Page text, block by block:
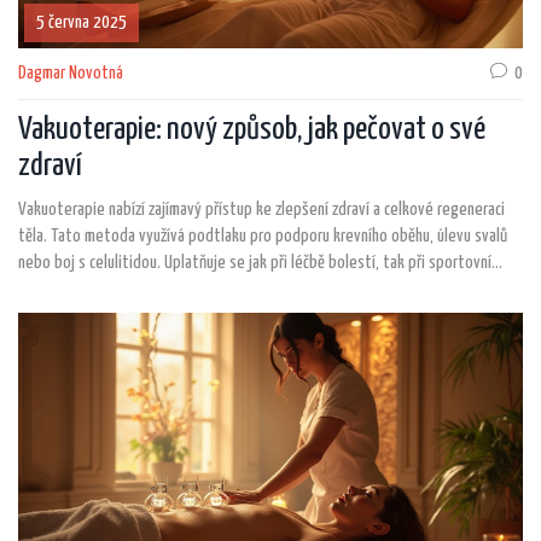
5 června 2025
Dagmar Novotná 0
Vakuoterapie: nový způsob, jak pečovat o své
zdraví
Vakuoterapie nabízí zajímavý přístup ke zlepšení zdraví a celkové regeneraci
těla. Tato metoda využívá podtlaku pro podporu krevního oběhu, úlevu svalů
nebo boj s celulitidou. Uplatňuje se jak při léčbě bolestí, tak při sportovní
využití a rady, jak začít. Podíváme se i na případná rizika a komu se tento trend